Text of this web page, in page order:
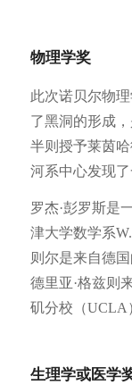
物理学奖
此次诺贝尔物
了黑洞的形成
半则授予莱茵
河系中心发现了
罗杰·彭罗斯是
津大学数学系
则尔是来自德
德里亚·格兹则
矶分校（UCLA
生理学或医学